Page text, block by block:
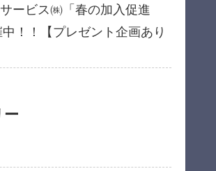
ービス㈱「春の加入促進
！！【プレゼント企画あり